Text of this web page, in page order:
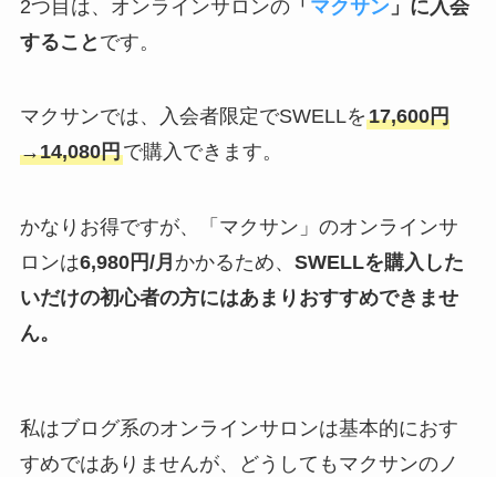
2つ目は、オンラインサロンの「 マクサン」に入会
すること です。
マクサンでは、入会者限定でSWELLを17,600円
→14,080円で購入できます。
かなりお得ですが、「マクサン」のオンラインサ
ロンは6,980円/月 かかるため、 SWELLを購入した
いだけの初心者の方にはあまりおすすめできませ
ん。
私はブログ系のオンラインサロンは基本的におす
すめではありませんが、どうしてもマクサンのノ